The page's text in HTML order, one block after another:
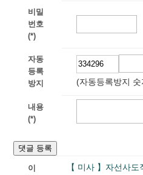
비밀
번호
(*)
자동
등록
방지
(자동등록방지
내용
(*)
댓글 등록
이
【 미사 】자선사